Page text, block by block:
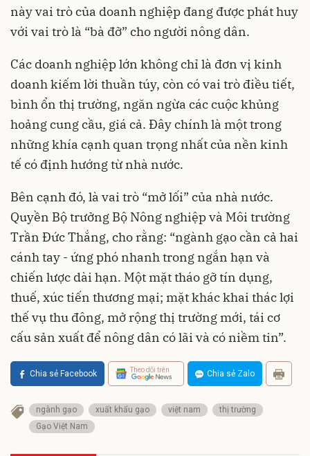
này vai trò của doanh nghiệp đang được phát huy
với vai trò là “bà đỡ” cho người nông dân.
Các doanh nghiệp lớn không chỉ là đơn vị kinh
doanh kiếm lời thuần túy, còn có vai trò điều tiết,
bình ổn thị trường, ngăn ngừa các cuộc khủng
hoảng cung cầu, giá cả. Đây chính là một trong
những khía cạnh quan trọng nhất của nền kinh
tế có định hướng từ nhà nước.
Bên cạnh đó, là vai trò “mở lối” của nhà nước.
Quyền Bộ trưởng Bộ Nông nghiệp và Môi trường
Trần Đức Thắng, cho rằng: “ngành gạo cần cả hai
cánh tay - ứng phó nhanh trong ngắn hạn và
chiến lược dài hạn. Một mặt tháo gỡ tín dụng,
thuế, xúc tiến thương mại; mặt khác khai thác lợi
thế vụ thu đông, mở rộng thị trường mới, tái cơ
cấu sản xuất để nông dân có lãi và có niềm tin”.
Chia sẻ Facebook Theo dõi trên Chia sẻ Zalo
ngành gạo xuất khẩu gạo việt nam
thị trường
Gạo Việt Nam